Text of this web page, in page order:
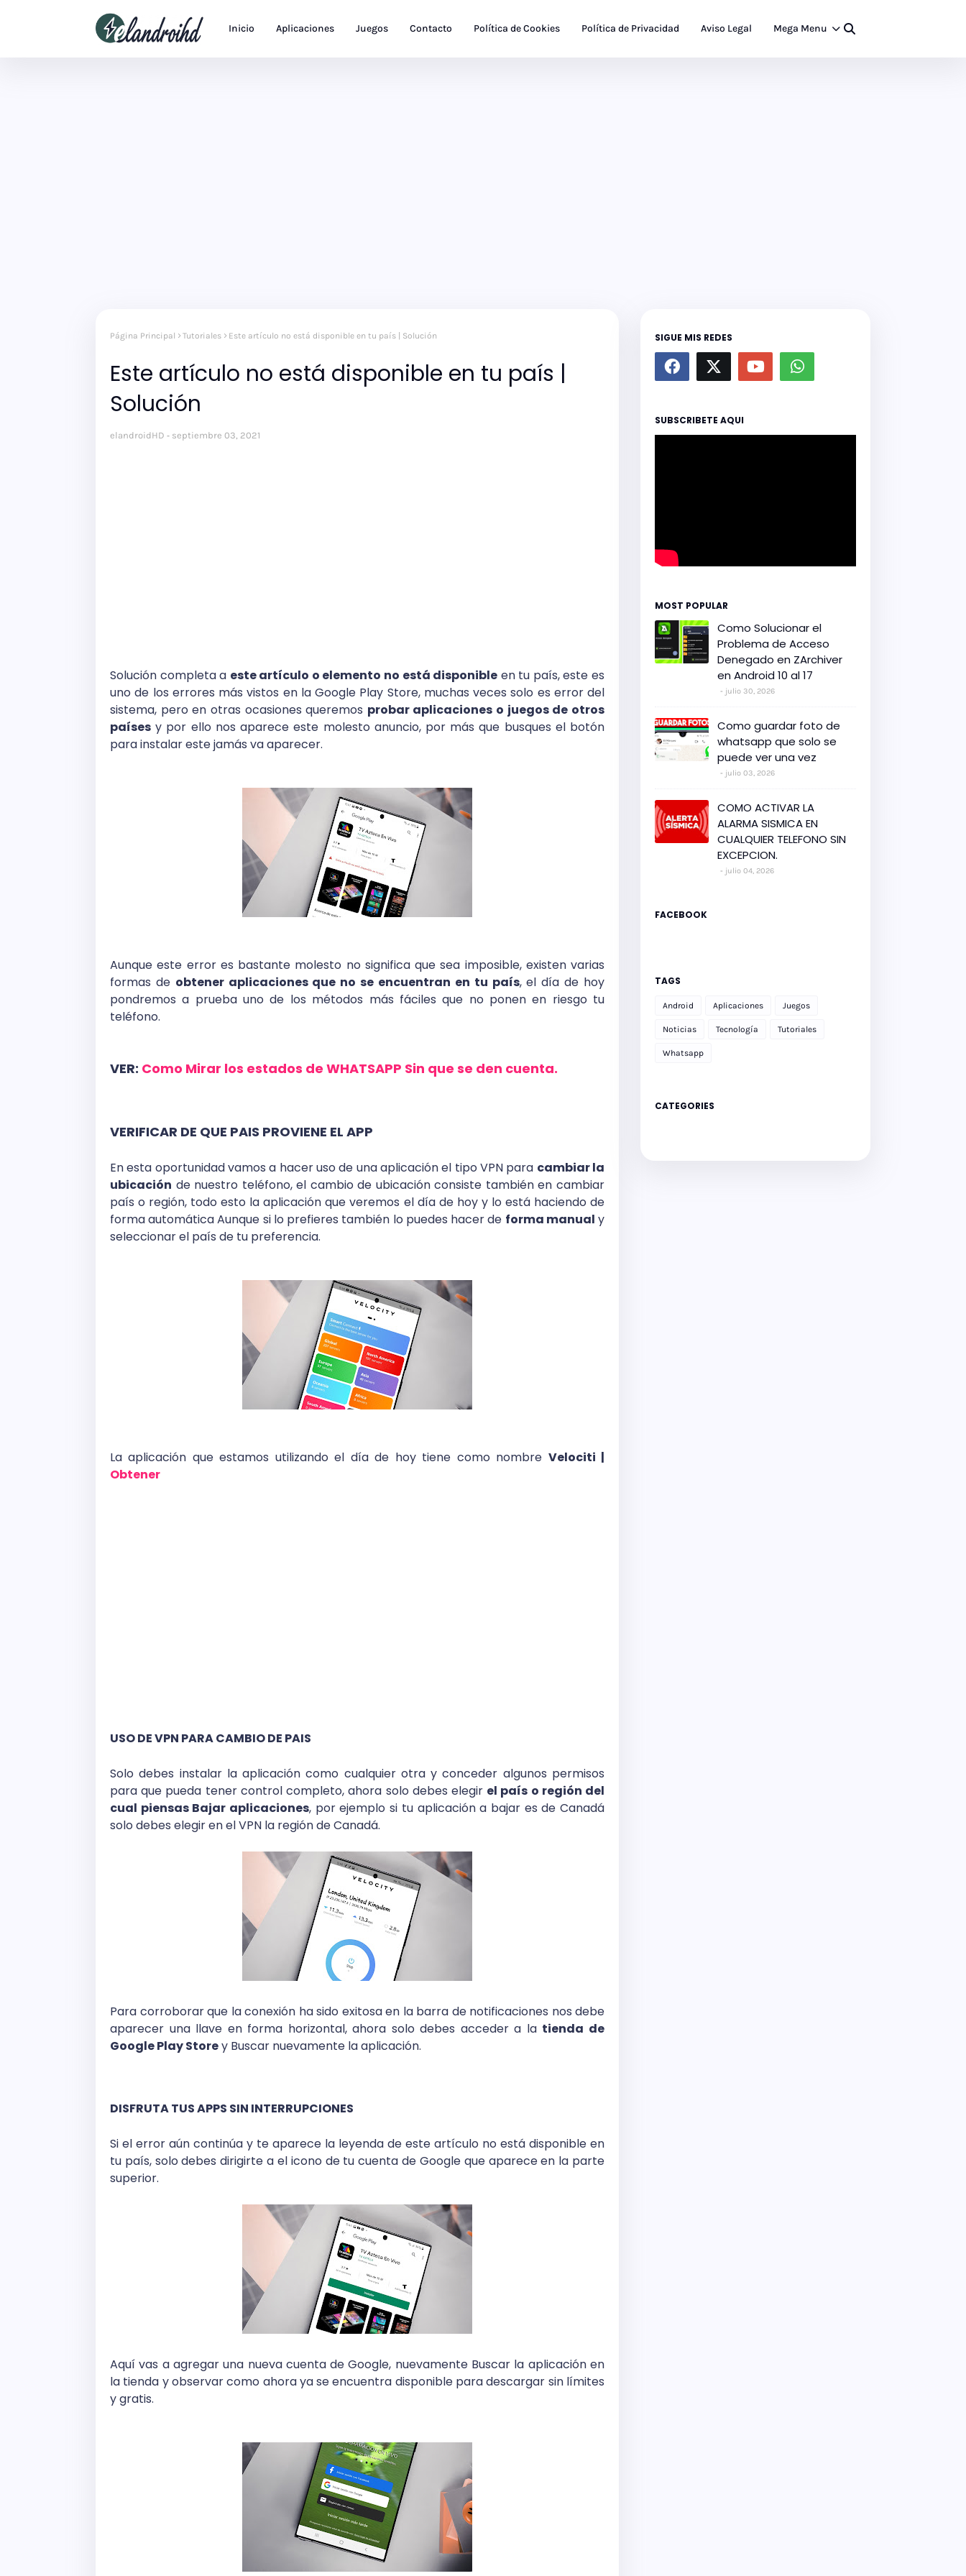
Inicio Aplicaciones Juegos Contacto Política de Cookies Política de Privacidad Aviso Legal Mega Menu
Página Principal Tutoriales Este artículo no está disponible en tu país | Solución
Este artículo no está disponible en tu país |
Solución
elandroidHD septiembre 03, 2021
Solución completa a este artículo o elemento no está disponible en tu país, este es
uno de los errores más vistos en la Google Play Store, muchas veces solo es error del
sistema, pero en otras ocasiones queremos probar aplicaciones o juegos de otros
países y por ello nos aparece este molesto anuncio, por más que busques el botón
para instalar este jamás va aparecer.
Aunque este error es bastante molesto no significa que sea imposible, existen varias
formas de obtener aplicaciones que no se encuentran en tu país, el día de hoy
pondremos a prueba uno de los métodos más fáciles que no ponen en riesgo tu
teléfono.
VER: Como Mirar los estados de WHATSAPP Sin que se den cuenta.
VERIFICAR DE QUE PAIS PROVIENE EL APP
En esta oportunidad vamos a hacer uso de una aplicación el tipo VPN para cambiar la
ubicación de nuestro teléfono, el cambio de ubicación consiste también en cambiar
país o región, todo esto la aplicación que veremos el día de hoy y lo está haciendo de
forma automática Aunque si lo prefieres también lo puedes hacer de forma manual y
seleccionar el país de tu preferencia.
La aplicación que estamos utilizando el día de hoy tiene como nombre Velociti |
Obtener
USO DE VPN PARA CAMBIO DE PAIS
Solo debes instalar la aplicación como cualquier otra y conceder algunos permisos
para que pueda tener control completo, ahora solo debes elegir el país o región del
cual piensas Bajar aplicaciones, por ejemplo si tu aplicación a bajar es de Canadá
solo debes elegir en el VPN la región de Canadá.
Para corroborar que la conexión ha sido exitosa en la barra de notificaciones nos debe
aparecer una llave en forma horizontal, ahora solo debes acceder a la tienda de
Google Play Storey Buscar nuevamente la aplicación.
DISFRUTA TUS APPS SIN INTERRUPCIONES
Si el error aún continúa y te aparece la leyenda de este artículo no está disponible en
tu país, solo debes dirigirte a el icono de tu cuenta de Google que aparece en la parte
superior.
Aquí vas a agregar una nueva cuenta de Google, nuevamente Buscar la aplicación en
la tienda y observar como ahora ya se encuentra disponible para descargar sin límites
y gratis.
SIGUE MIS REDES
SUBSCRIBETE AQUI
MOST POPULAR
Como Solucionar el
Problema de Acceso
Denegado en ZArchiver
en Android 10 al 17
julio 30, 2026
Como guardar foto de
whatsapp que solo se
puede ver una vez
julio 03, 2026
COMO ACTIVAR LA
ALARMA SISMICA EN
CUALQUIER TELEFONO SIN
EXCEPCION.
julio 04, 2026
FACEBOOK
TAGS
Android Aplicaciones Juegos
Noticias Tecnología Tutoriales
Whatsapp
CATEGORIES